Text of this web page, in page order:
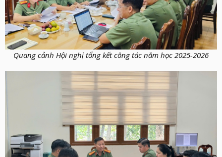
Quang cảnh Hội nghị tổng kết công tác năm học 2025-2026